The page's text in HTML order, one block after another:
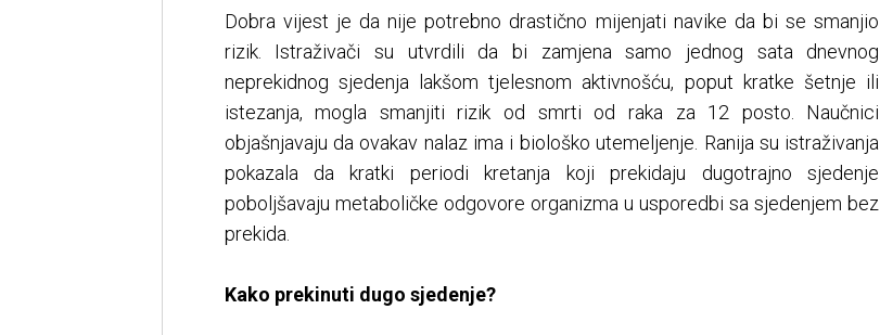
Dobra vijest je da nije potrebno drastično mijenjati navike da bi se smanjio
rizik. Istraživači su utvrdili da bi zamjena samo jednog sata dnevnog
neprekidnog sjedenja lakšom tjelesnom aktivnošću, poput kratke šetnje ili
istezanja, mogla smanjiti rizik od smrti od raka za 12 posto. Naučnici
objašnjavaju da ovakav nalaz ima i biološko utemeljenje. Ranija su istraživanja
pokazala da kratki periodi kretanja koji prekidaju dugotrajno sjedenje
poboljšavaju metaboličke odgovore organizma u usporedbi sa sjedenjem bez
prekida.
Kako prekinuti dugo sjedenje?